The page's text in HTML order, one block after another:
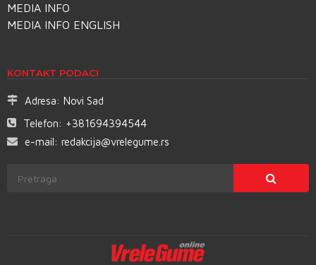
MEDIA INFO
MEDIA INFO ENGLISH
KONTAKT PODACI
Adresa: Novi Sad
Telefon: +381694394544
e-mail: redakcija@vrelegume.rs